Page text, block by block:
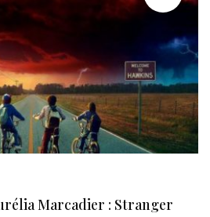
Marcadier : Stranger